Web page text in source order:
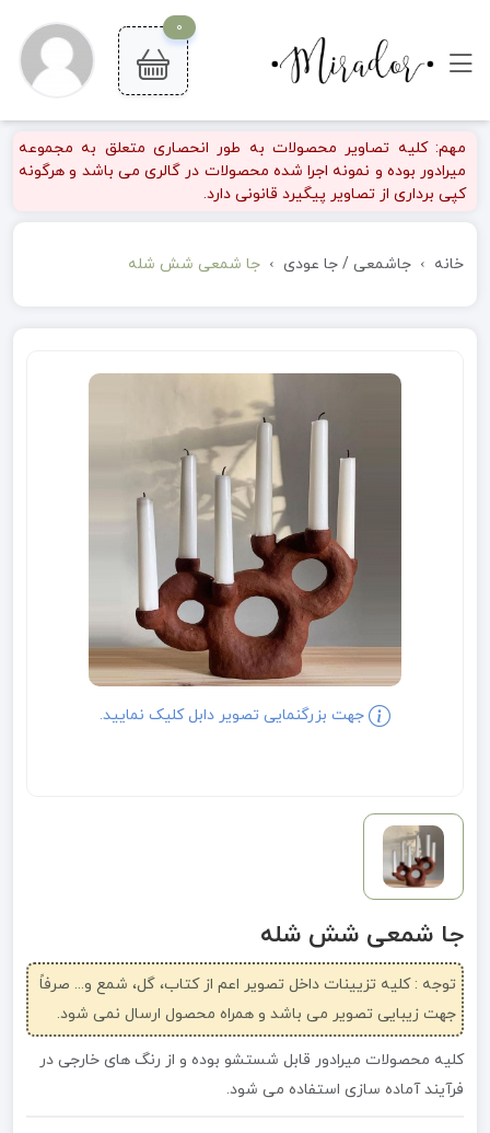
0
مهم: کلیه تصاویر محصولات به طور انحصاری متعلق به مجموعه
میرادور بوده و نمونه اجرا شده محصولات در گالری می باشد و هرگونه
کپی برداری از تصاویر پیگیرد قانونی دارد.
خانه جاشمعی / جا عودی جا شمعی شش شله
جهت بزرگنمایی تصویر دابل کلیک نمایید.
جا شمعی شش شله
توجه : کلیه تزیینات داخل تصویر اعم از کتاب، گل، شمع و... صرفاً
جهت زیبایی تصویر می باشد و همراه محصول ارسال نمی شود.
کلیه محصولات میرادور قابل شستشو بوده و از رنگ های خارجی در
فرآیند آماده سازی استفاده می شود.